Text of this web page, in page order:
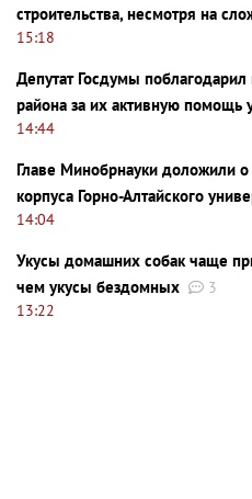
строительства, несмотря на
15:18
Депутат Госдумы
района за их активную помощь
14:44
Главе Минобрнауки доложили
корпуса Горно-Алтайского
14:04
Укусы домашних собак чаще
чем укусы бездомных
3
13:22